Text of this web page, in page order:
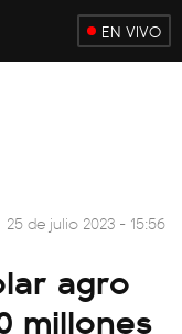
EN VIVO
25 de julio 2023 - 15:56
agro
millones